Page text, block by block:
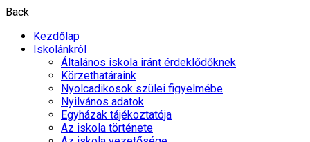
Back
Kezdőlap
Iskolánkról
Általános iskola iránt érdeklődőknek
Körzethatáraink
Nyolcadikosok szülei figyelmébe
Nyilvános adatok
Egyházak tájékoztatója
Az iskola története